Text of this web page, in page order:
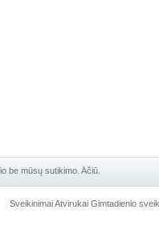
be mūsų sutikimo. Ačiū.
Sveikinimai Atvirukai Gimtadienio